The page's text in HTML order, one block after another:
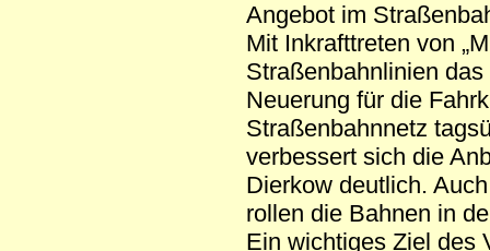
Angebot im
Mit Inkrafttreten von
Straßenbahnlinien
Neuerung für die
Straßenbahnnetz
verbessert sich die
Dierkow deutlich.
rollen die Bahnen in
Ein wichtiges Ziel des